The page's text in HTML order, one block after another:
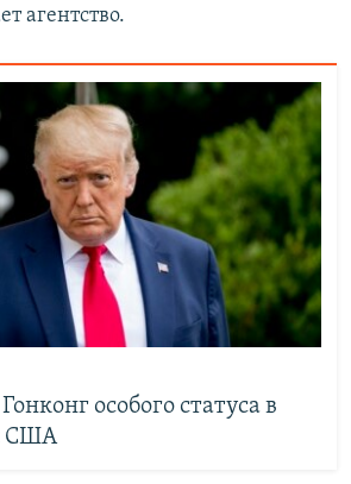
агентство.
особого статуса в
США